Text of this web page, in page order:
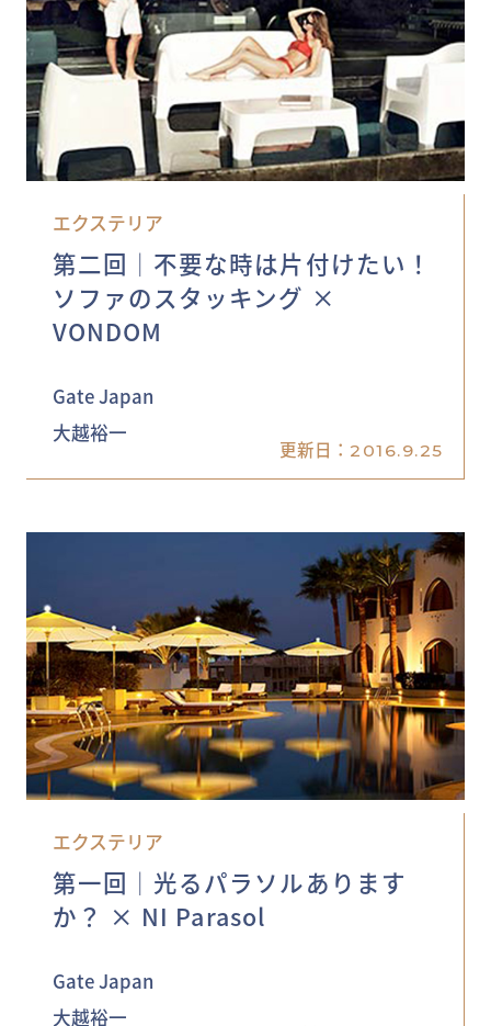
エクステリア
第二回│不要な時は片付けたい！
ソファのスタッキング ×
VONDOM
Gate Japan
大越裕一
更新日： 2016.9.25
エクステリア
第一回│光るパラソルあります
か？ × NI Parasol
Gate Japan
大越裕一